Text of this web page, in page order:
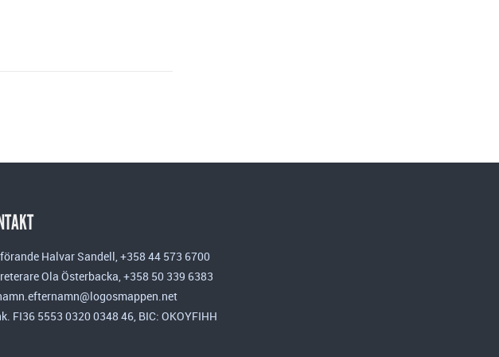
Halvar Sandell, +358 44 573 6700
Ola Österbacka, +358 50 339 6383
FI36 5553 0320 0348 46, BIC: OKOYFIHH